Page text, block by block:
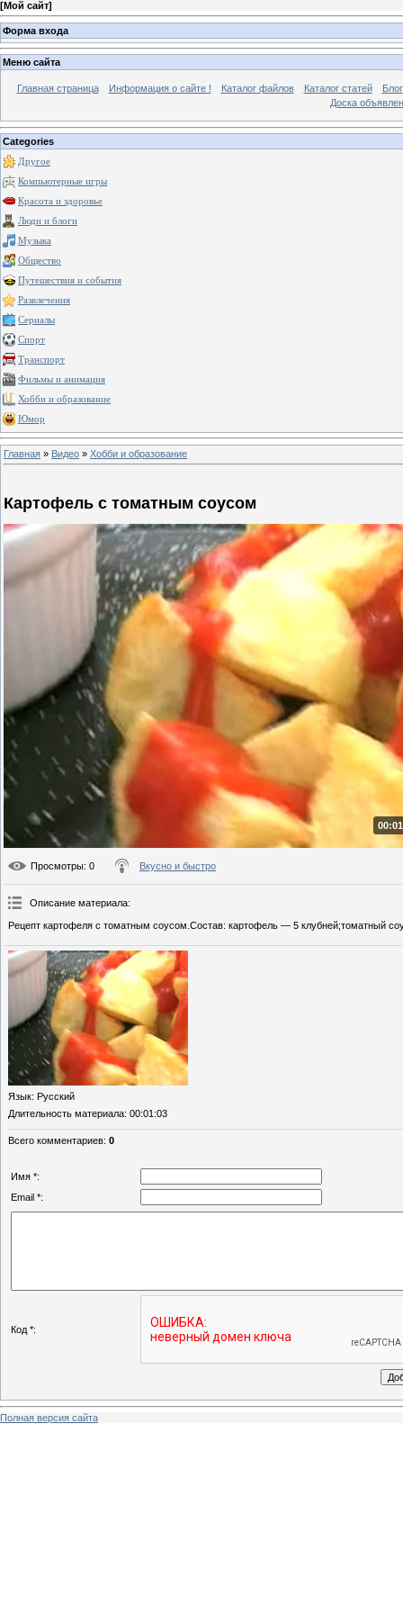
[Мой сайт]
Форма входа
Меню сайта
Главная страница Информация о сайте ! Каталог файлов Каталог статей
Блог
Доска
Categories
Другое
Компьютерные игры
Красота и здоровье
Люди и блоги
Музыка
Общество
Путешествия и события
Развлечения
Сериалы
Спорт
Транспорт
Фильмы и анимация
Хобби и образование
Юмор
Главная » Видео » Хобби и образование
Картофель с томатным соусом
Просмотры: 0 Вкусно и быстро
Описание материала:
Рецепт картофеля с томатным соусом.Состав: картофель — 5 клубней;томатный
Язык: Русский
Длительность материала: 00:01:03
Всего комментариев: 0
Имя *:
Email *:
Код *:
Полная версия сайта